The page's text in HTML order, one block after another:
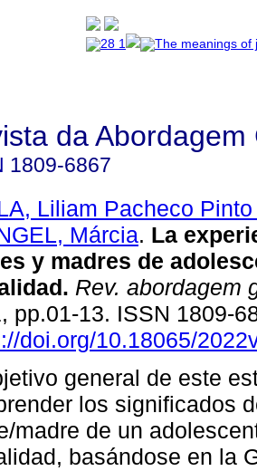
da Abordagem
1809-6867
Liliam Pacheco
Márcia. La
y madres de
. Rev. abordagem
pp.01-13. ISSN 1809-
doi.org/10.18065/
general de este
los significados
madre de un
basándose en la